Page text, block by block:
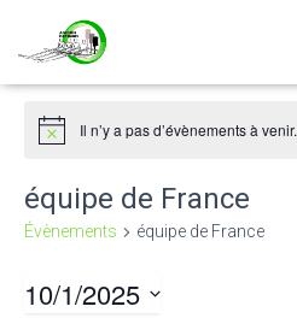
Notice Il n’y a pas d’évènements à venir.
équipe de France
Évènements équipe de France
10/1/2025